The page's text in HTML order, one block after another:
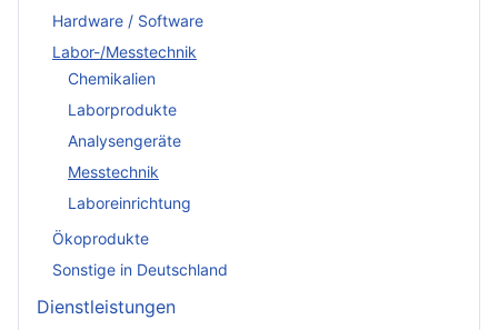
Hardware / Software
Labor-/Messtechnik
Chemikalien
Laborprodukte
Analysengeräte
Messtechnik
Laboreinrichtung
Ökoprodukte
Sonstige in Deutschland
Dienstleistungen